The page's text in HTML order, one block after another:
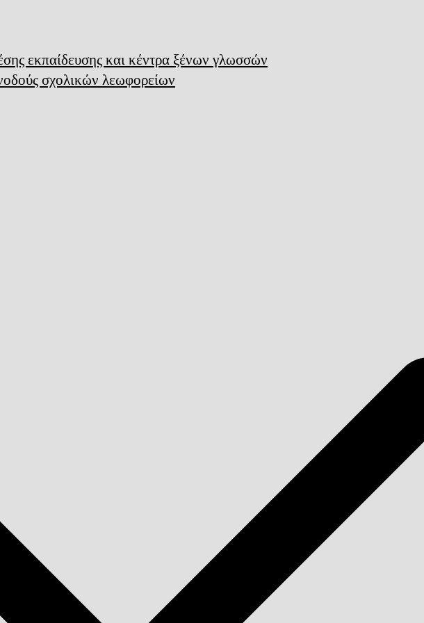
εκπαίδευσης και κέντρα ξένων γλωσσών
σχολικών λεωφορείων